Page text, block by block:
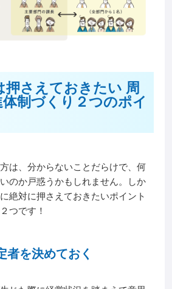
押さえておきたい 周
制づくり２つのポイ
は、分からないことだらけで、何
のか戸惑うかもしれません。しか
絶対に押さえておきたいポイント
つです！
者を決めておく